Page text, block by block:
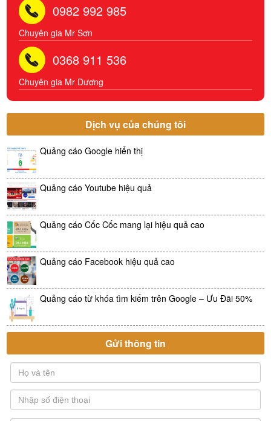
0982 992 985
Chuyên gia Mr Sơn
0368 911 536
Chuyên gia Mr Dương
Dịch vụ của chúng tôi
Quảng cáo Google hiển thị
Quảng cáo Youtube hiệu quả
Quảng cáo Cốc Cốc mang lại hiệu quả cao
Quảng cáo Facebook hiệu quả cao
Quảng cáo từ khóa tìm kiếm trên Google – Ưu Đãi 50%
Gửi thông tin